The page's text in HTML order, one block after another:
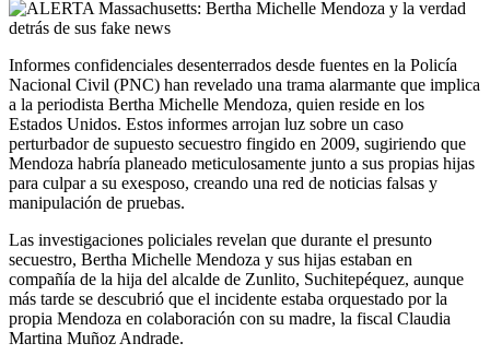
Informes confidenciales desenterrados desde fuentes en la Policía
Nacional Civil (PNC) han revelado una trama alarmante que implica
a la periodista Bertha Michelle Mendoza, quien reside en los
Estados Unidos. Estos informes arrojan luz sobre un caso
perturbador de supuesto secuestro fingido en 2009, sugiriendo que
Mendoza habría planeado meticulosamente junto a sus propias hijas
para culpar a su exesposo, creando una red de noticias falsas y
manipulación de pruebas.
Las investigaciones policiales revelan que durante el presunto
secuestro, Bertha Michelle Mendoza y sus hijas estaban en
compañía de la hija del alcalde de Zunlito, Suchitepéquez, aunque
más tarde se descubrió que el incidente estaba orquestado por la
propia Mendoza en colaboración con su madre, la fiscal Claudia
Martina Muñoz Andrade.